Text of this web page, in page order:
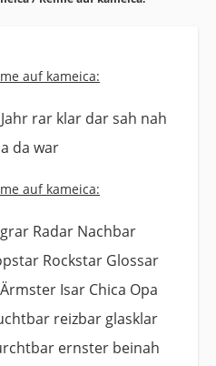
auf kameica:
rar klar dar sah nah
da war
auf kameica:
Radar Nachbar
Rockstar Glossar
Isar Chica Opa
reizbar glasklar
ernster beinah